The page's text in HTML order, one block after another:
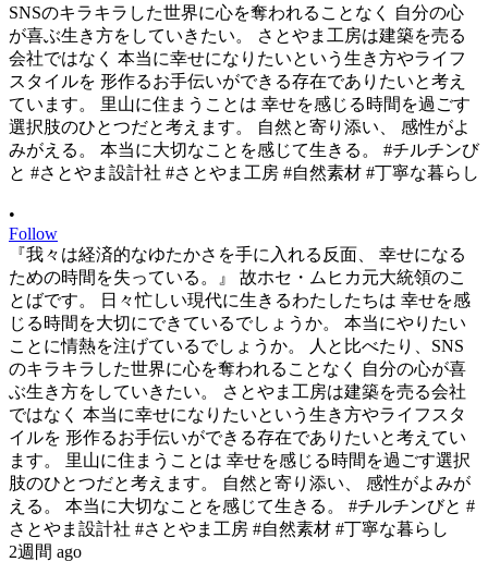
•
Follow
『我々は経済的なゆたかさを手に入れる反面、 幸せになる
ための時間を失っている。』 故ホセ・ムヒカ元大統領のこ
とばです。 日々忙しい現代に生きるわたしたちは 幸せを感
じる時間を大切にできているでしょうか。 本当にやりたい
ことに情熱を注げているでしょうか。 人と比べたり、SNS
のキラキラした世界に心を奪われることなく 自分の心が喜
ぶ生き方をしていきたい。 さとやま工房は建築を売る会社
ではなく 本当に幸せになりたいという生き方やライフスタ
イルを 形作るお手伝いができる存在でありたいと考えてい
ます。 里山に住まうことは 幸せを感じる時間を過ごす選択
肢のひとつだと考えます。 自然と寄り添い、 感性がよみが
える。 本当に大切なことを感じて生きる。 #チルチンびと #
さとやま設計社 #さとやま工房 #自然素材 #丁寧な暮らし
2週間 ago